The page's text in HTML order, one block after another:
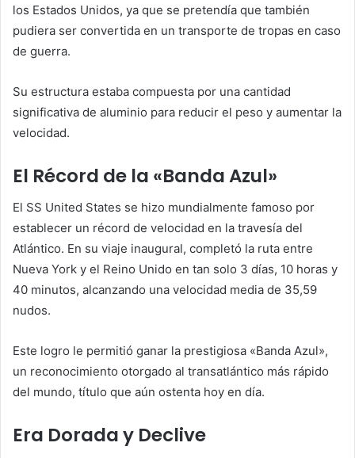
los Estados Unidos, ya que se pretendía que también
pudiera ser convertida en un transporte de tropas en caso
de guerra.
Su estructura estaba compuesta por una cantidad
significativa de aluminio para reducir el peso y aumentar la
velocidad.
El Récord de la «Banda Azul»
El SS United States se hizo mundialmente famoso por
establecer un récord de velocidad en la travesía del
Atlántico. En su viaje inaugural, completó la ruta entre
Nueva York y el Reino Unido en tan solo 3 días, 10 horas y
40 minutos, alcanzando una velocidad media de 35,59
nudos.
Este logro le permitió ganar la prestigiosa «Banda Azul»,
un reconocimiento otorgado al transatlántico más rápido
del mundo, título que aún ostenta hoy en día.
Era Dorada y Declive